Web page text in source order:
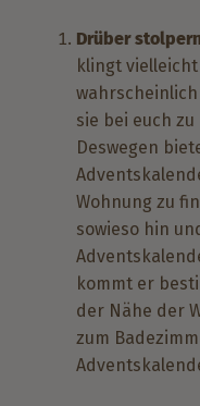
Drüber
klingt
sie bei euch zu
Deswegen
Wohnung zu
sowieso hin
kommt er
der Nähe der
zum